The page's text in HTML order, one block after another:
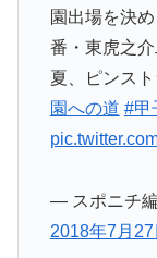
園出場を決
番・東虎之
夏、ピンス
園への道 #甲
— スポニチ
2018年7月27